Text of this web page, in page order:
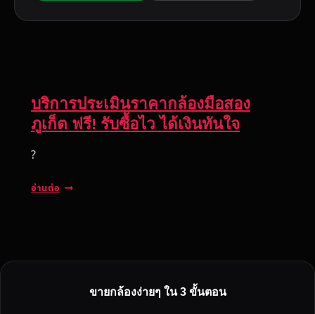
บริการประเมินราคากล้องมือสอง
ภูเก็ต ฟรี! รับซื้อไว ได้เงินทันใจ
?
อ่านต่อ บ
ป
ขายกล้องง่ายๆ ใน 3 ขั้นตอน